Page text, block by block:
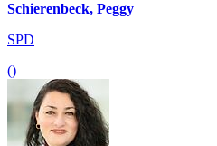
Schierenbeck, Peggy
SPD
()